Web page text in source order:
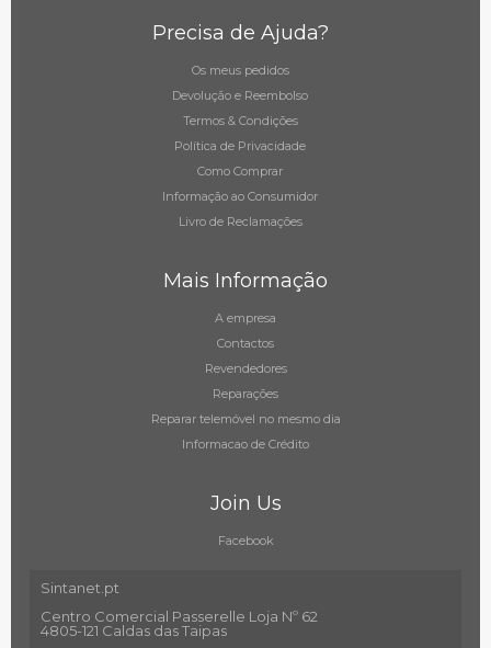
Precisa de Ajuda?
Os meus pedidos
Devolução e Reembolso
Termos & Condições
Política de Privacidade
Como Comprar
Informação ao Consumidor
Livro de Reclamações
Mais Informação
A empresa
Contactos
Revendedores
Reparações
Reparar telemóvel no mesmo dia
Informacao de Crédito
Join Us
Facebook
Sintanet.pt
Centro Comercial Passerelle Loja Nº 62
4805-121 Caldas das Taipas